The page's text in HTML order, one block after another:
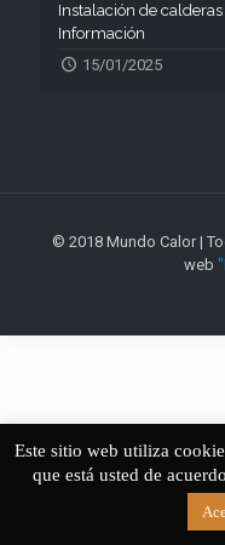
Instalación de
Información
15/01/2025
© 2018 Mundo Calor |
web
Este sitio web utiliza
que está usted de